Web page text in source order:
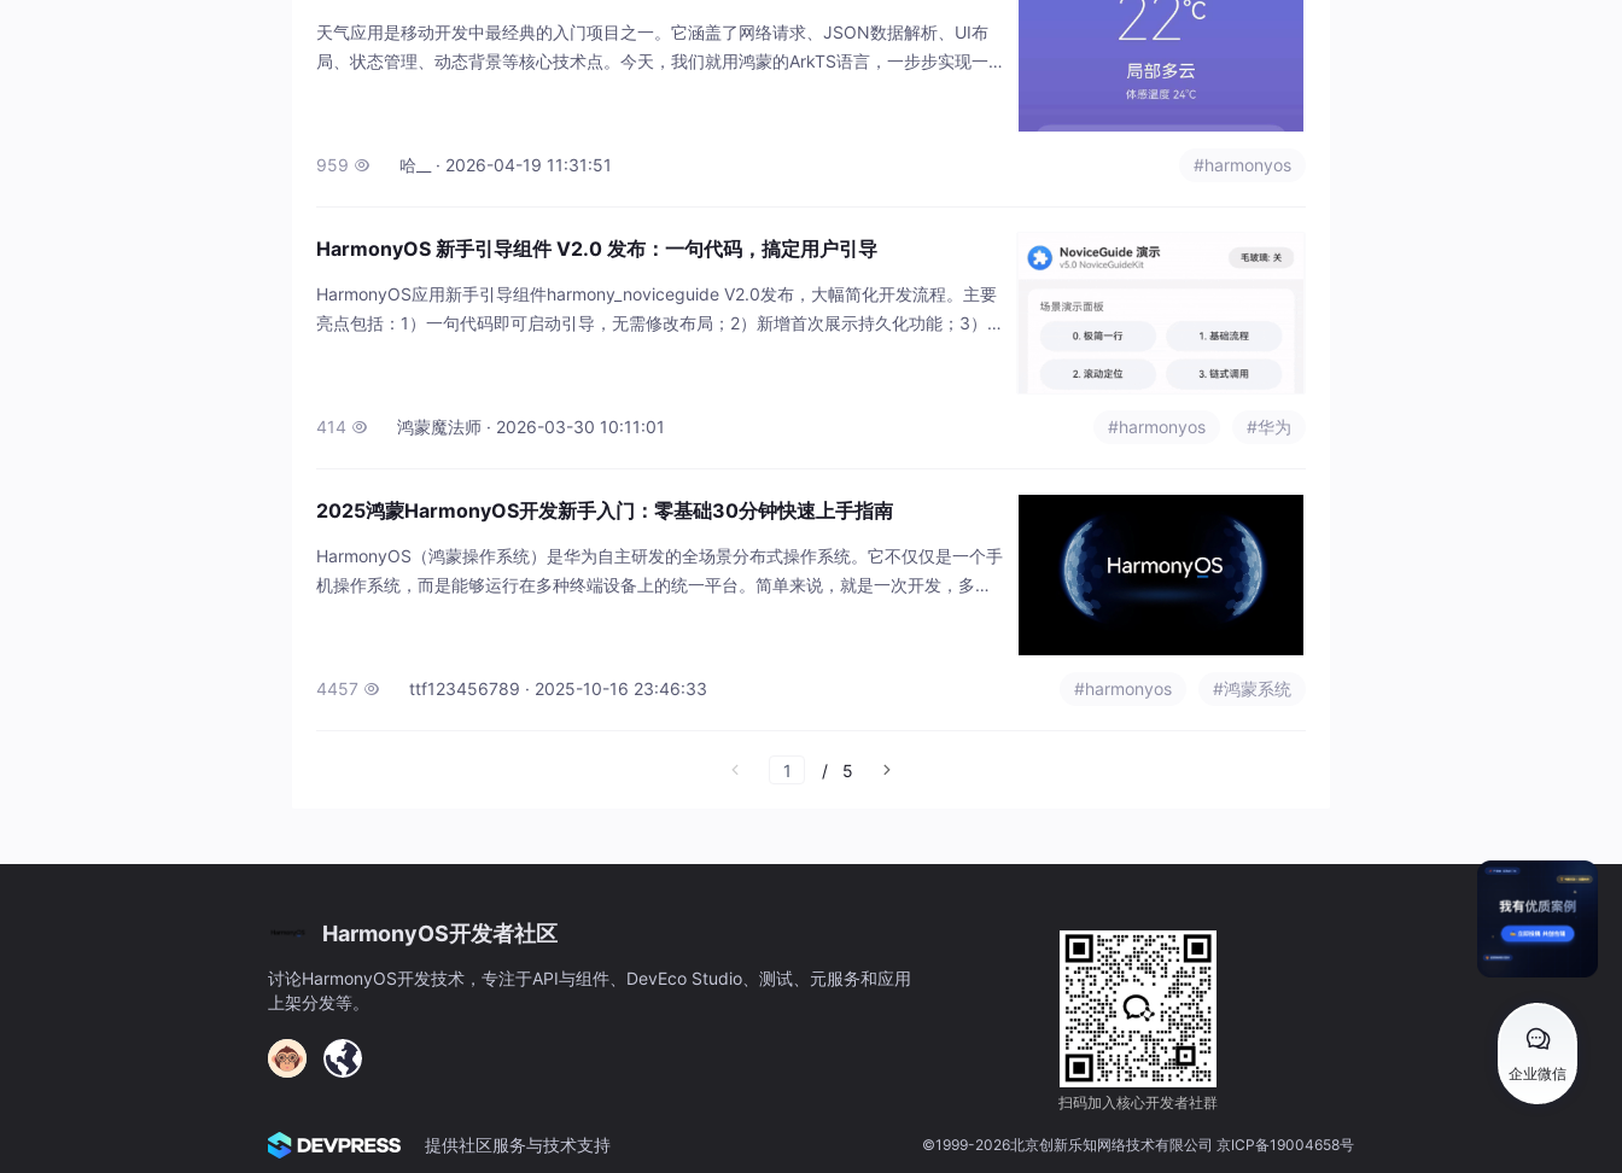
天气应用是移动开发中最经典的入门项目之一。它涵盖了网络请求、JSON数据解析、UI布
局、状态管理、动态背景等核心技术点。今天，我们就用鸿蒙的ArkTS语言，一步步实现一
959  哈__ · 2026-04-19 11:31:51 #harmonyos
HarmonyOS 新手引导组件 V2.0 发布：一句代码，搞定用户引导
HarmonyOS应用新手引导组件harmony_noviceguide V2.0发布，大幅简化开发流程。主要
亮点包括：1）一句代码即可启动引导，无需修改布局；2）新增首次展示持久化功能；3）智
414  鸿蒙魔法师 · 2026-03-30 10:11:01 #harmonyos #华为
2025鸿蒙HarmonyOS开发新手入门：零基础30分钟快速上手指南
HarmonyOS（鸿蒙操作系统）是华为自主研发的全场景分布式操作系统。它不仅仅是一个手
机操作系统，而是能够运行在多种终端设备上的统一平台。简单来说，就是一次开发，多端
4457  ttf123456789 · 2025-10-16 23:46:33 #harmonyos #鸿蒙系统
/ 5
企业微信
HarmonyOS开发者社区
讨论HarmonyOS开发技术，专注于API与组件、DevEco Studio、测试、元服务和应用
上架分发等。
提供社区服务与技术支持 ©1999-2026北京创新乐知网络技术有限公司 京ICP备19004658号